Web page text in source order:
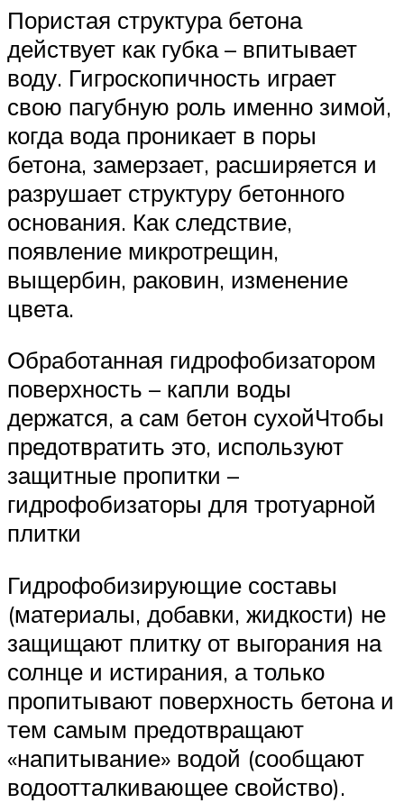
Пористая структура бетона
действует как губка – впитывает
воду. Гигроскопичность играет
свою пагубную роль именно зимой,
когда вода проникает в поры
бетона, замерзает, расширяется и
разрушает структуру бетонного
основания. Как следствие,
появление микротрещин,
выщербин, раковин, изменение
цвета.
Обработанная гидрофобизатором
поверхность – капли воды
держатся, а сам бетон сухойЧтобы
предотвратить это, используют
защитные пропитки –
гидрофобизаторы для тротуарной
плитки
Гидрофобизирующие составы
(материалы, добавки, жидкости) не
защищают плитку от выгорания на
солнце и истирания, а только
пропитывают поверхность бетона и
тем самым предотвращают
«напитывание» водой (сообщают
водоотталкивающее свойство).